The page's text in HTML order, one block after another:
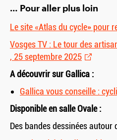
… Pour aller plus loin
Le site «Atlas du cycle» pour
Vosges TV : Le tour des
, 25 septembre 2025
A découvrir sur Gallica :
Gallica vous conseille :
Disponible en salle Ovale :
Des bandes dessinées autour